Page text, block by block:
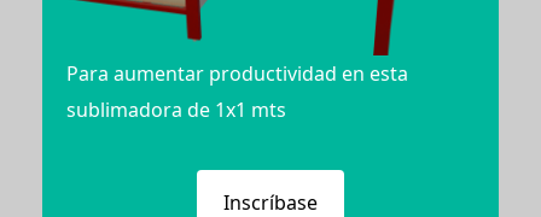
Para aumentar productividad en esta
sublimadora de 1x1 mts
Inscríbase